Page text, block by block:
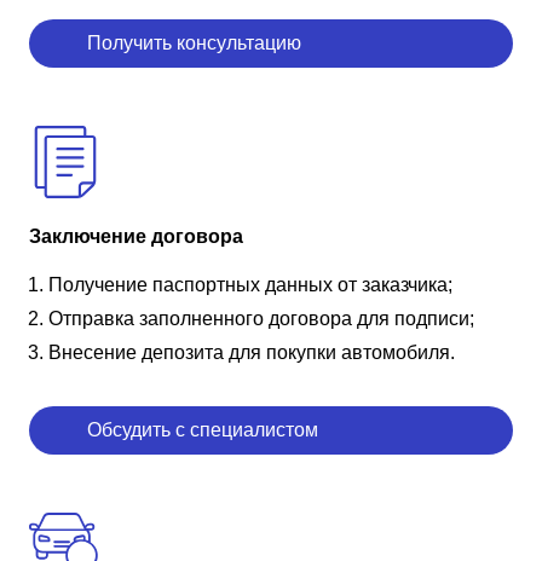
Получить консультацию
Заключение договора
Получение паспортных данных от заказчика;
Отправка заполненного договора для подписи;
Внесение депозита для покупки автомобиля.
Обсудить с специалистом